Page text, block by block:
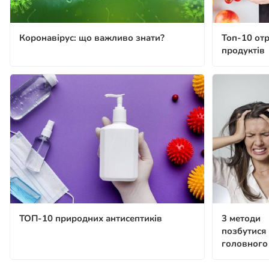
Коронавірус: що важливо знати?
Топ-10
продуктів
ТОП-10 природних антисептиків
3 методи
позбутися